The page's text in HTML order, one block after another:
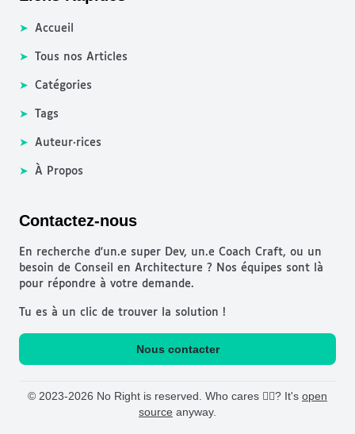
➤ Accueil
➤ Tous nos Articles
➤ Catégories
➤ Tags
➤ Auteur·rices
➤ À Propos
Contactez-nous
En recherche d'un.e super Dev, un.e Coach Craft, ou un
besoin de Conseil en Architecture ? Nos équipes sont là
pour répondre à votre demande.
Tu es à un clic de trouver la solution !
Nous contacter
© 2023-2026 No Right is reserved. Who cares 🤷‍♂️? It's open
source anyway.